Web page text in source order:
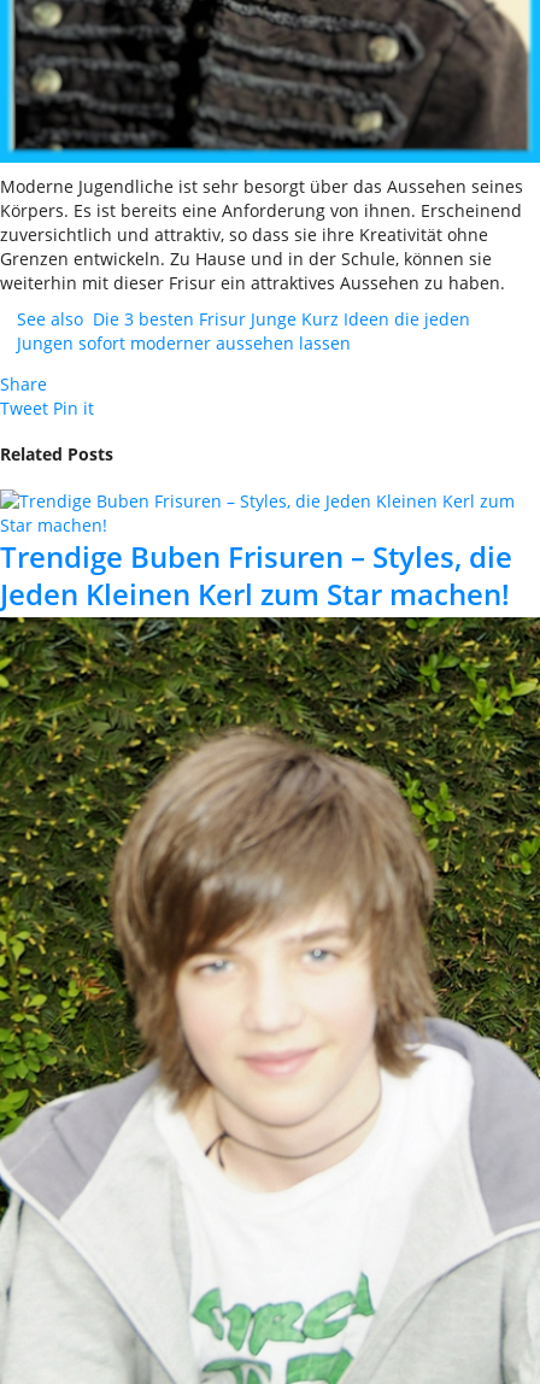
Moderne Jugendliche ist sehr besorgt über das Aussehen seines
Körpers. Es ist bereits eine Anforderung von ihnen. Erscheinend
zuversichtlich und attraktiv, so dass sie ihre Kreativität ohne
Grenzen entwickeln. Zu Hause und in der Schule, können sie
weiterhin mit dieser Frisur ein attraktives Aussehen zu haben.
See also Die 3 besten Frisur Junge Kurz Ideen die jeden
Jungen sofort moderner aussehen lassen
Share
Tweet Pin it
Related Posts
Trendige Buben Frisuren – Styles, die
Jeden Kleinen Kerl zum Star machen!